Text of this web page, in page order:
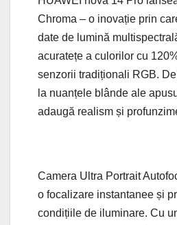
Chroma – o inovație prin
date de lumină
acuratețe a culorilor cu
senzorii tradiționali RGB.
la nuanțele blânde ale
adaugă realism și
Camera Ultra Portrait
o focalizare instantanee și
condițiile de iluminare. Cu